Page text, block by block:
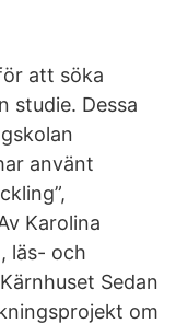
att söka
studie. Dessa
använt
Karolina
läs- och
Sedan
om